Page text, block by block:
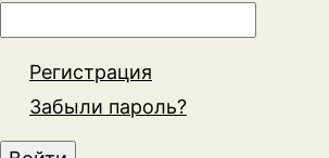
Регистрация
Забыли пароль?